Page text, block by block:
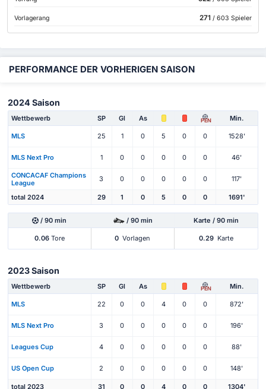
Vorlagerang 271 / 603 Spieler
PERFORMANCE DER VORHERIGEN SAISON
2024 Saison
Wettbewerb SP Gl As PEN Min.
MLS 25 1 0 5 0 0 1528'
MLS Next Pro 1 0 0 0 0 0 46'
CONCACAF Champions
League
3 0 0 0 0 0 117'
total 2024 29 1 0 5 0 0 1691'
/ 90 min / 90 min Karte / 90 min
0.06Tore 0 Vorlagen 0.29 Karte
2023 Saison
Wettbewerb SP Gl As PEN Min.
MLS 22 0 0 4 0 0 872'
MLS Next Pro 3 0 0 0 0 0 196'
Leagues Cup 4 0 0 0 0 0 88'
US Open Cup 2 0 0 0 0 0 148'
total 2023 31 0 0 4 0 0 1304'